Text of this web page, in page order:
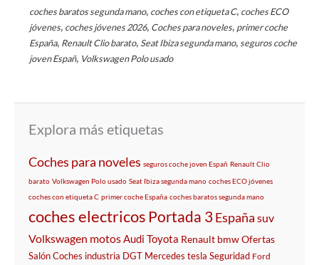
coches baratos segunda mano, coches con etiqueta C, coches ECO
jóvenes, coches jóvenes 2026, Coches para noveles, primer coche
España, Renault Clio barato, Seat Ibiza segunda mano, seguros coche
joven Españ, Volkswagen Polo usado
Explora más etiquetas
Coches para noveles seguros coche joven Españ Renault Clio
barato Volkswagen Polo usado Seat Ibiza segunda mano coches ECO jóvenes
coches con etiqueta C primer coche España coches baratos segunda mano
coches electricos Portada 3España suv
Volkswagen motos Audi Toyota Renault bmwOfertas
SalónCoches industria DGT Mercedes tesla Seguridad Ford